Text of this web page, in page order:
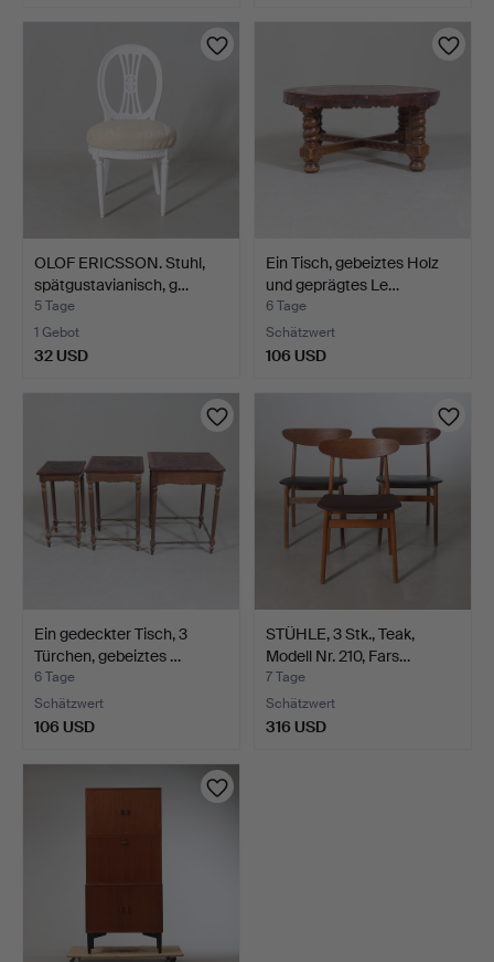
OLOF ERICSSON. Stuhl,
spätgustavianisch, g…
5 Tage
1 Gebot
32 USD
Ein Tisch, gebeiztes Holz
und geprägtes Le…
6 Tage
Schätzwert
106 USD
Ein gedeckter Tisch, 3
Türchen, gebeiztes …
6 Tage
Schätzwert
106 USD
STÜHLE, 3 Stk., Teak,
Modell Nr. 210, Fars…
7 Tage
Schätzwert
316 USD